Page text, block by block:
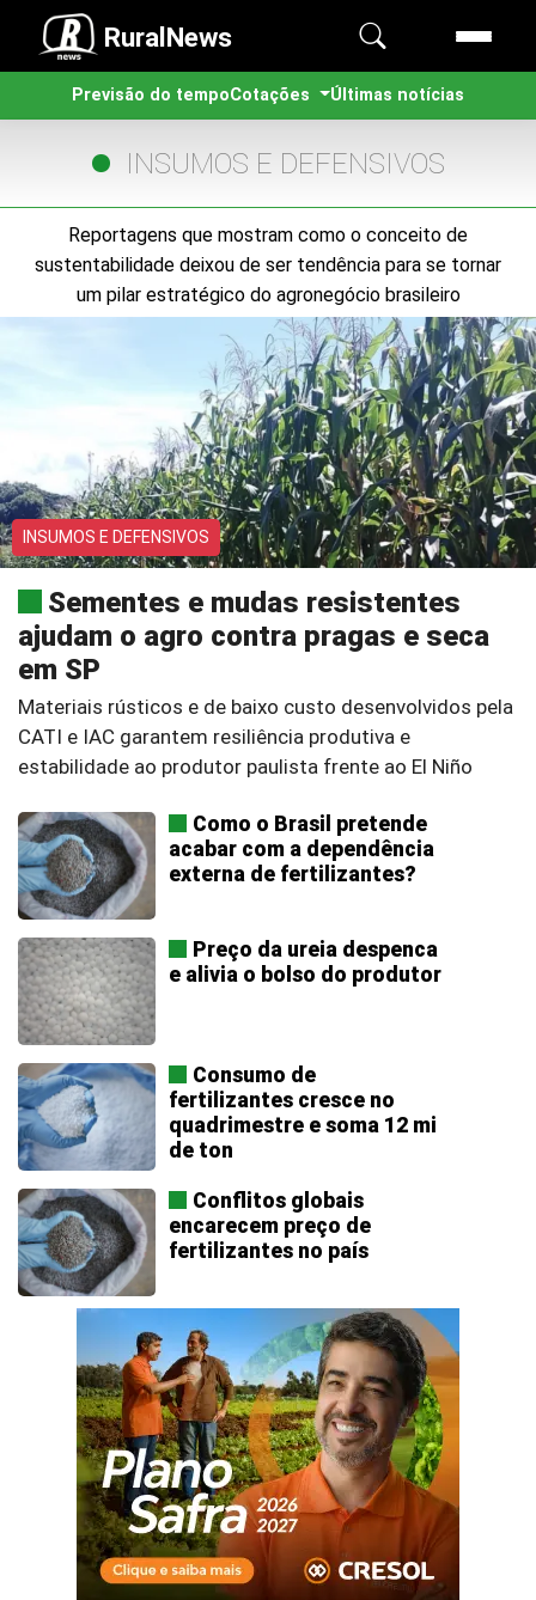
RuralNews
Previsão do tempoCotações Últimas notícias
INSUMOS E DEFENSIVOS
Reportagens que mostram como o conceito de
sustentabilidade deixou de ser tendência para se tornar
um pilar estratégico do agronegócio brasileiro
INSUMOS E DEFENSIVOS
Sementes e mudas resistentes
ajudam o agro contra pragas e seca
em SP
Materiais rústicos e de baixo custo desenvolvidos pela
CATI e IAC garantem resiliência produtiva e
estabilidade ao produtor paulista frente ao El Niño
Como o Brasil pretende
acabar com a dependência
externa de fertilizantes?
Preço da ureia despenca
e alivia o bolso do produtor
Consumo de
fertilizantes cresce no
quadrimestre e soma 12 mi
de ton
Conflitos globais
encarecem preço de
fertilizantes no país